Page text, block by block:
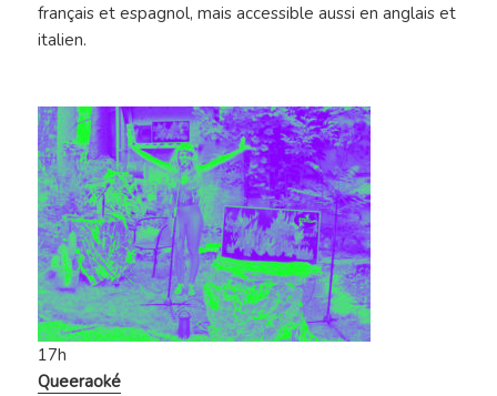
français et espagnol, mais accessible aussi en anglais et
italien.
17h
Queeraoké